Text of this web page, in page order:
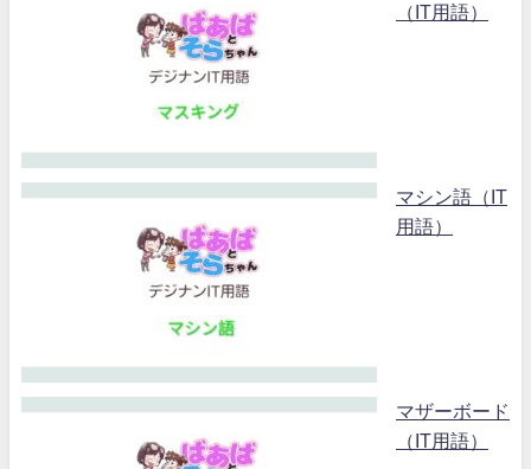
（IT用語）
マシン語（IT
用語）
マザーボード
（IT用語）